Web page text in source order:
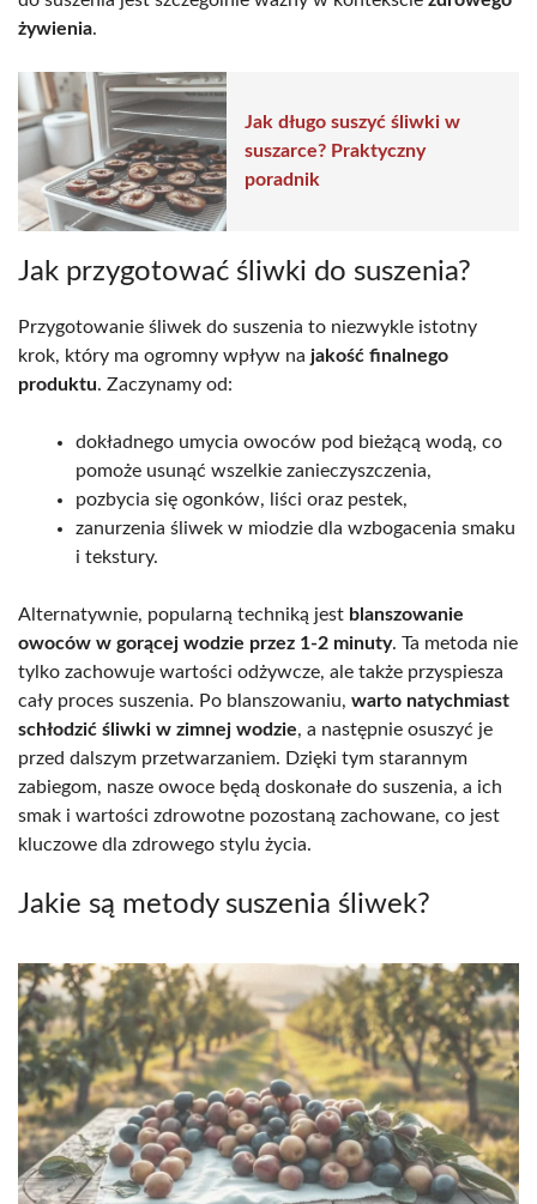
żywienia.
Jak długo suszyć śliwki w
suszarce? Praktyczny
poradnik
Jak przygotować śliwki do suszenia?
Przygotowanie śliwek do suszenia to niezwykle istotny
krok, który ma ogromny wpływ na jakość finalnego
produktu. Zaczynamy od:
dokładnego umycia owoców pod bieżącą wodą, co
pomoże usunąć wszelkie zanieczyszczenia,
pozbycia się ogonków, liści oraz pestek,
zanurzenia śliwek w miodzie dla wzbogacenia smaku
i tekstury.
Alternatywnie, popularną techniką jest blanszowanie
owoców w gorącej wodzie przez 1-2 minuty. Ta metoda nie
tylko zachowuje wartości odżywcze, ale także przyspiesza
cały proces suszenia. Po blanszowaniu, warto natychmiast
schłodzić śliwki w zimnej wodzie, a następnie osuszyć je
przed dalszym przetwarzaniem. Dzięki tym starannym
zabiegom, nasze owoce będą doskonałe do suszenia, a ich
smak i wartości zdrowotne pozostaną zachowane, co jest
kluczowe dla zdrowego stylu życia.
Jakie są metody suszenia śliwek?